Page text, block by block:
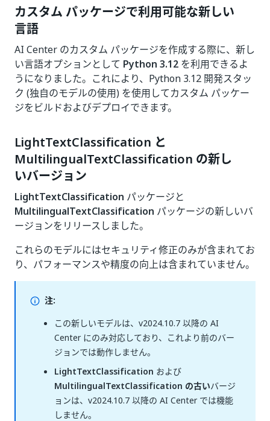
カスタム パッケージで利用可能な新しい
言語
AI Center のカスタム パッケージを作成する際に、新し
い言語オプションとして Python 3.12 を利用できるよ
うになりました。これにより、Python 3.12 開発スタッ
ク (独自のモデルの使用) を使用してカスタム パッケー
ジをビルドおよびデプロイできます。
LightTextClassification と
MultilingualTextClassification の新し
いバージョン
LightTextClassification パッケージと
MultilingualTextClassification パッケージの新しいバ
ージョンをリリースしました。
これらのモデルにはセキュリティ修正のみが含まれてお
り、パフォーマンスや精度の向上は含まれていません。
注:
この新しいモデルは、v2024.10.7 以降の AI
Center にのみ対応しており、これより前のバー
ジョンでは動作しません。
LightTextClassification および
MultilingualTextClassification の古いバージ
ョンは、v2024.10.7 以降の AI Center では機能
しません。